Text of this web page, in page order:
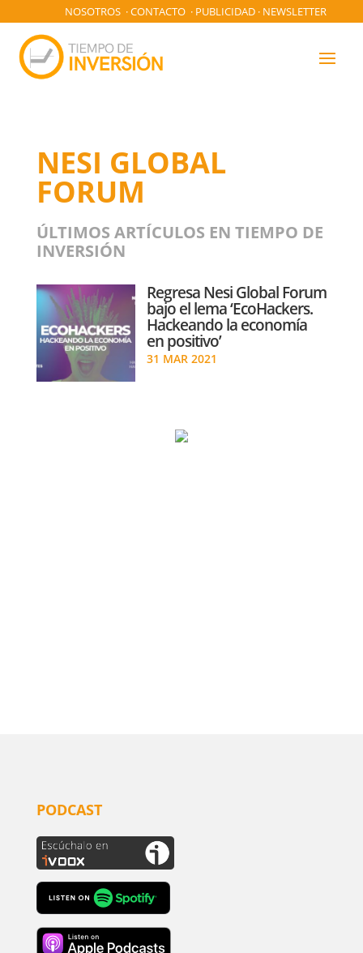
NOSOTROS ·CONTACTO · PUBLICIDAD · NEWSLETTER
NESI GLOBAL
FORUM
ÚLTIMOS ARTÍCULOS EN TIEMPO DE
INVERSIÓN
Regresa Nesi Global Forum
bajo el lema ‘EcoHackers.
Hackeando la economía
en positivo’
31 MAR 2021
PODCAST